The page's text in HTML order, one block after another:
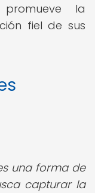
la
fiel de sus
una forma de
capturar la